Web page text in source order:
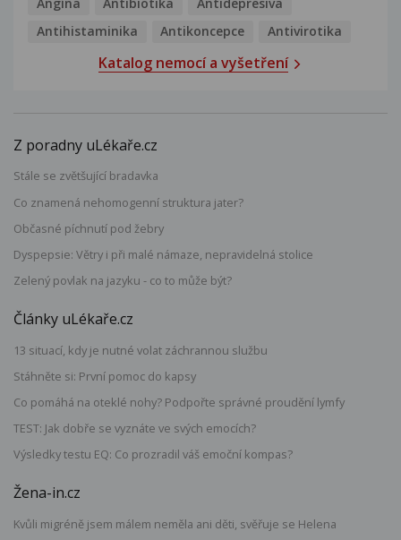
Antihistaminika
Antikoncepce Antivirotika
Katalog nemocí a vyšetření
Z poradny uLékaře.cz
Stále se zvětšující bradavka
Co znamená nehomogenní struktura jater?
Občasné píchnutí pod žebry
Dyspepsie: Větry i při malé námaze, nepravidelná stolice
Zelený povlak na jazyku - co to může být?
Články uLékaře.cz
13 situací, kdy je nutné volat záchrannou službu
Stáhněte si: První pomoc do kapsy
Co pomáhá na oteklé nohy? Podpořte správné proudění lymfy
TEST: Jak dobře se vyznáte ve svých emocích?
Výsledky testu EQ: Co prozradil váš emoční kompas?
Žena-in.cz
Kvůli migréně jsem málem neměla ani děti, svěřuje se Helena